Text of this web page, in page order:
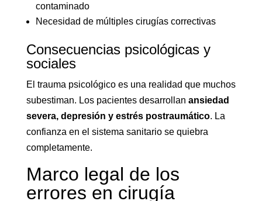
contaminado
Necesidad de múltiples cirugías correctivas
Consecuencias psicológicas y
sociales
El trauma psicológico es una realidad que muchos
subestiman. Los pacientes desarrollan ansiedad
severa, depresión y estrés postraumático. La
confianza en el sistema sanitario se quiebra
completamente.
Marco legal de los
errores en cirugía